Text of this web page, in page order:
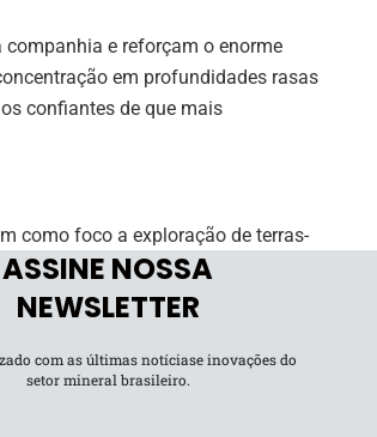
e reforçam o enorme
em profundidades rasas
confiantes de que mais
como foco a exploração de terras-
Brasil, distribuídos em Minas
Lítio, o outro projeto mineiro é o
Estado, próxima ao Complexo
de terras-raras, além de
ASSINE NOSSA
NEWSLETTER
com as últimas notíciase inovações do
setor mineral brasileiro.